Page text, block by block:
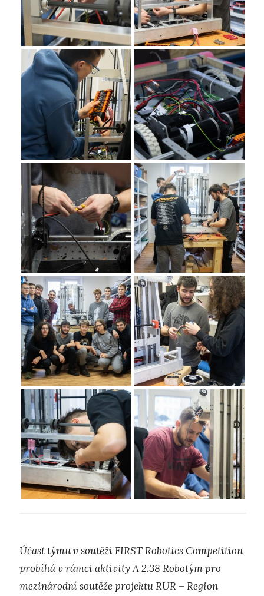
Účast týmu v soutěži FIRST Robotics Competition
probíhá v rámci aktivity A 2.38 Robotým pro
mezinárodní soutěže projektu RUR – Region